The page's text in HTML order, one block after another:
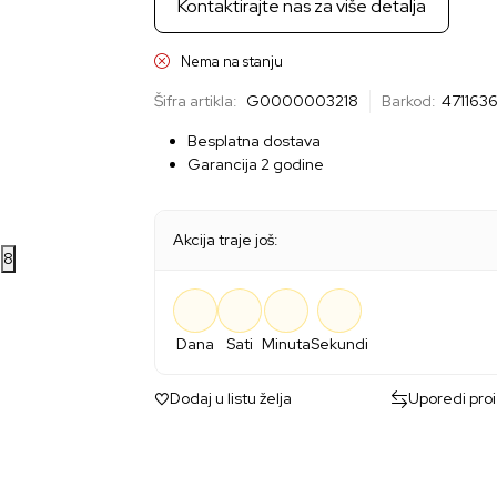
8
Kontaktirajte nas za više detalja
Nema na stanju
Šifra artikla: G0000003218 Barkod:
Besplatna dostava
Garancija 2 godine
Akcija traje još:
Dana Sati MinutaSekundi
Dodaj u listu želja Uporedi